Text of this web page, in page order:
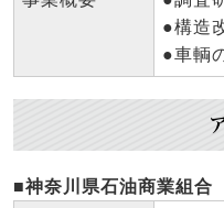
●構造
●車輌
■神奈川県石油商業組